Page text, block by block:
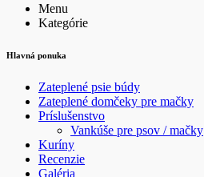
Menu
Kategórie
Hlavná ponuka
Zateplené psie búdy
Zateplené domčeky pre mačky
Príslušenstvo
Vankúše pre psov / mačky
Kuríny
Recenzie
Galéria